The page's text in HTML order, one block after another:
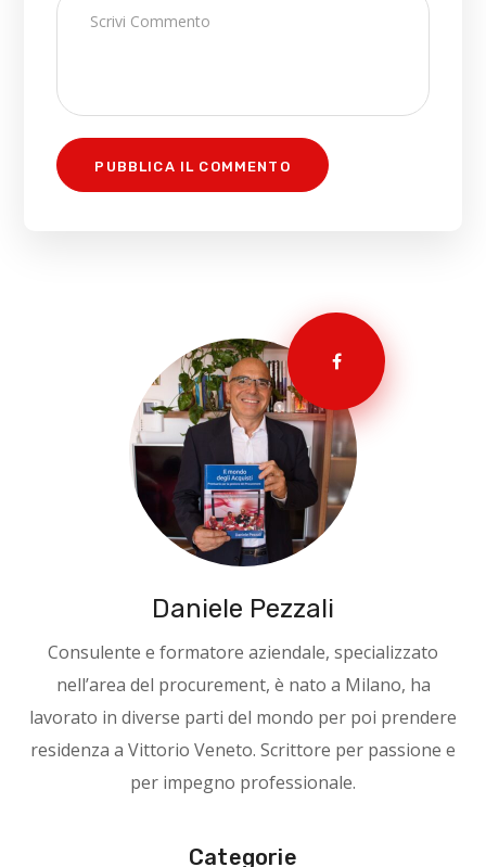
Daniele Pezzali
Consulente e formatore aziendale, specializzato
nell’area del procurement, è nato a Milano, ha
lavorato in diverse parti del mondo per poi prendere
residenza a Vittorio Veneto. Scrittore per passione e
per impegno professionale.
Categorie